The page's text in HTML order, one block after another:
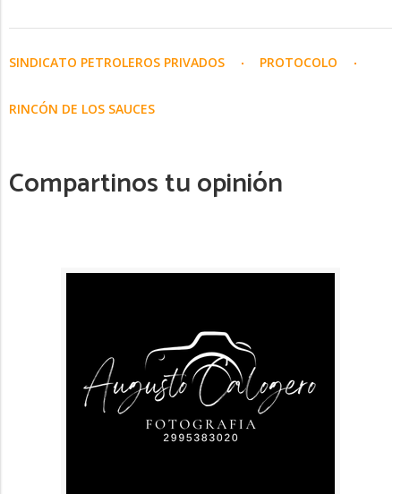
SINDICATO PETROLEROS PRIVADOS PROTOCOLO
RINCÓN DE LOS SAUCES
Compartinos tu opinión